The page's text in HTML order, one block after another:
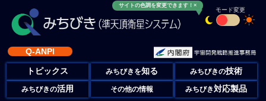
サイトの色調を変更できます！×
モード変更
Q-ANPI
トピックス みちびきを知る みちびきの技術
みちびきの活用 その他の情報 みちびき対応製品